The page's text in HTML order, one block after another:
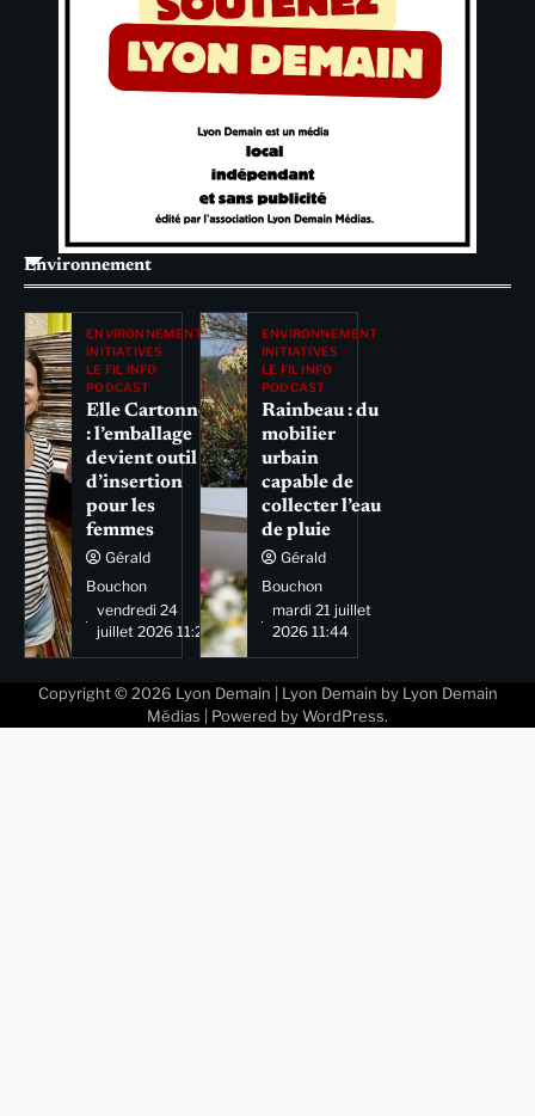
Environnement
ENVIRONNEMENT
INITIATIVES
LE FIL INFO
PODCAST
Elle Cartonne
: l’emballage
devient outil
d’insertion
pour les
femmes
Gérald
Bouchon
vendredi 24
juillet 2026 11:29
ENVIRONNEMENT
INITIATIVES
LE FIL INFO
PODCAST
Rainbeau : du
mobilier
urbain
capable de
collecter l’eau
de pluie
Gérald
Bouchon
mardi 21 juillet
2026 11:44
Copyright © 2026 Lyon Demain | Lyon Demain by Lyon Demain
Médias | Powered by WordPress.